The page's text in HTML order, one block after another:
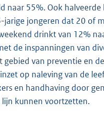
naar 55%. Ook halveerde
jarige jongeren dat 20 of
drinkt van 12%
de inspanningen van
van preventie en
op naleving van de
en handhaving door
lijn kunnen voortzetten.